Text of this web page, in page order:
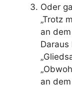
Oder
„Trotz
an
an